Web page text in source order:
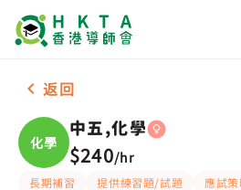
女-1名 中五,化學，觀塘 補習推介
返回
化學
中五,化學
$240/hr
長期補習 提供練習題/試題 應試